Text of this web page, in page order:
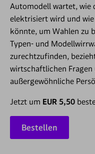
Automodell wartet, wie
elektrisiert wird und
könnte, um Wahlen zu
Typen- und
zurechtzufinden,
wirtschaftlichen
außergewöhnliche
Jetzt um EUR 5,50
Bestellen